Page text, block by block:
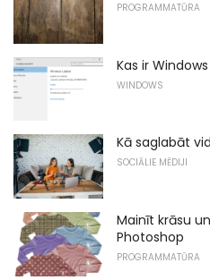
PROGRAMMATŪRA
Kas ir
WINDOWS
Kā saglabāt
SOCIĀLIE MĒDIJI
Mainīt krāsu
Photoshop
PROGRAMMATŪRA